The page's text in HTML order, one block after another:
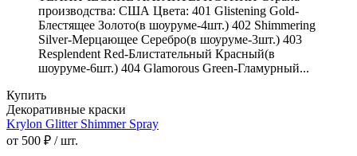
производства: США Цвета: 401 Glistening Gold-
Блестящее Золото(в шоуруме-4шт.) 402 Shimmering
Silver-Мерцающее Серебро(в шоуруме-3шт.) 403
Resplendent Red-Блистательный Красный(в
шоуруме-6шт.) 404 Glamorous Green-Гламурный...
Купить
Декоративные краски
Krylon Glitter Shimmer Spray
от 500 ₽ / шт.